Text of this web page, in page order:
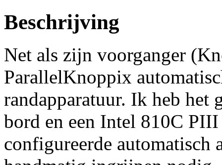
Beschrijving
Net als zijn voorganger
ParallelKnoppix
randapparatuur. Ik heb het
bord en een Intel 810C
configureerde automatisch